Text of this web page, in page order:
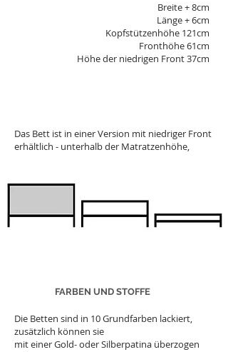
Das Bett ist in einer Version mit niedriger Front
erhältlich - unterhalb der Matratzenhöhe,
Breite + 8cm
Länge + 6cm
Kopfstützenhöhe 121cm
Fronthöhe 61cm
Höhe der niedrigen Front 37cm
FARBEN UND STOFFE
Die Betten sind in 10 Grundfarben lackiert,
zusätzlich können sie
mit einer Gold- oder Silberpatina überzogen